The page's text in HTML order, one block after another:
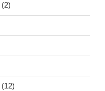
(2)
(12)